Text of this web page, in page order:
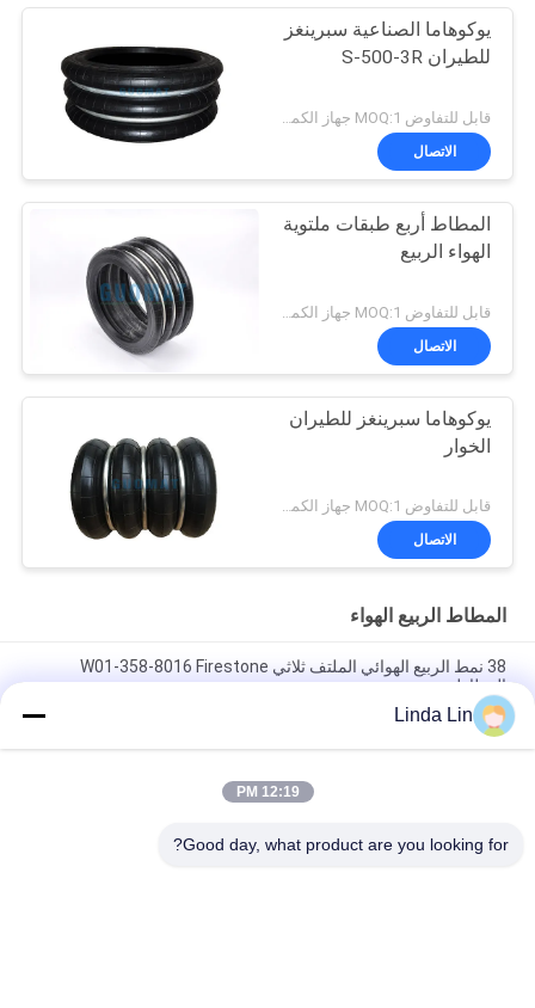
يوكوهاما الصناعية سبرينغز
للطيران S-500-3R
الاتصال
المطاط أربع طبقات ملتوية
الهواء الربيع
الاتصال
يوكوهاما سبرينغز للطيران
الخوار
قابل للتفاوض MOQ:1 جهاز الكمبيوتر
الاتصال
المطاط الربيع الهواء
38 نمط الربيع الهوائي الملتف ثلاثي W01-358-8016 Firestone
المطاطي
الربيع
Linda Lin
12:19 PM
Good day, what product are you looking for?